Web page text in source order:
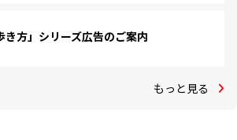
き方」シリーズ広告のご案内
もっと見る